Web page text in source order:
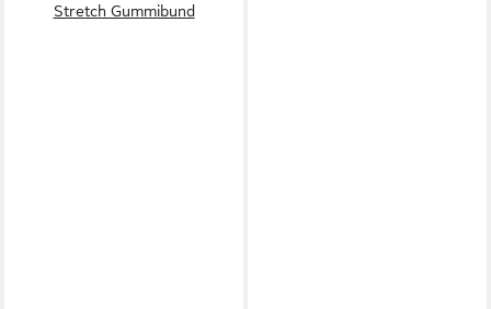
Stretch Gummibund